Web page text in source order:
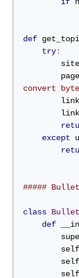
if
def
try:
        site
        page
convert
except
#####
class
def
        self
        self
        self